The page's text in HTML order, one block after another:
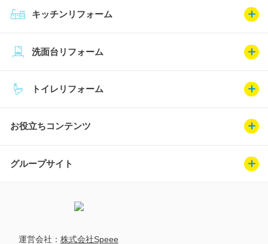
キッチンリフォーム
トイレリフォーム
洗面台リフォーム
お役立ちコンテンツ
グループサイト
運営会社： 株式会社Speee